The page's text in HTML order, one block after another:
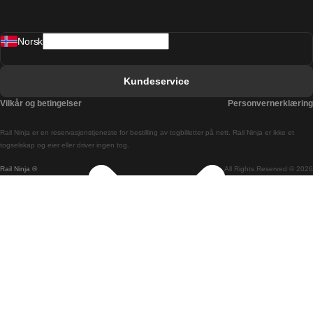
Budapest Prague Tog
Rail Ninja ® All Rights Reserved © 2026
Rail Ninja er en reservasjons­tjeneste for bestilling av togbilletter på nett. Rail Ninja er ikke et
togselskap og eier eller driver ingen tog.
Norsk
Kundeservice
Vilkår og betingelser Personvernerklæring